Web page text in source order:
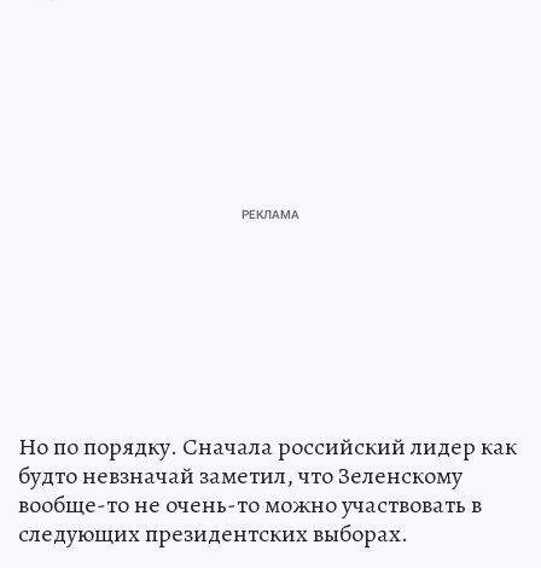
Но по порядку. Сначала российский лидер как
будто невзначай заметил, что Зеленскому
вообще-то не очень-то можно участвовать в
следующих президентских выборах.